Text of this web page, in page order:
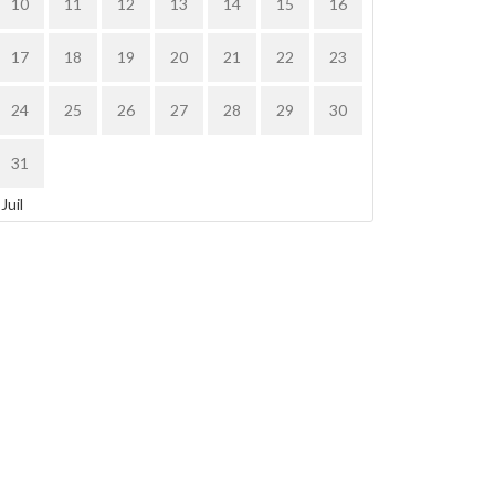
10 11 12 13 14 15 16
17 18 19 20 21 22 23
24 25 26 27 28 29 30
31